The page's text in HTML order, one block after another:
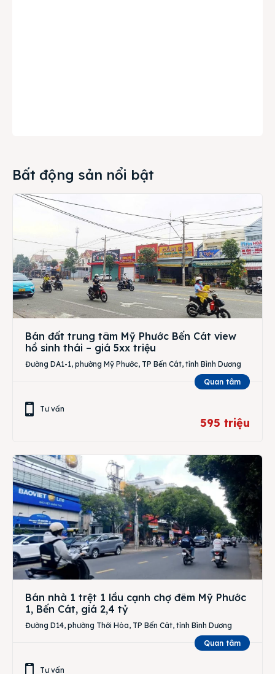
Bất động sản nổi bật
Bán đất trung tâm Mỹ Phước Bến Cát view
hồ sinh thái – giá 5xx triệu
Đường DA1-1, phường Mỹ Phước, TP Bến Cát, tỉnh Bình Dương
Quan tâm
Tư vấn
595 triệu
Bán nhà 1 trệt 1 lầu cạnh chợ đêm Mỹ Phước
1, Bến Cát, giá 2,4 tỷ
Đường D14, phường Thới Hòa, TP Bến Cát, tỉnh Bình Dương
Quan tâm
Tư vấn